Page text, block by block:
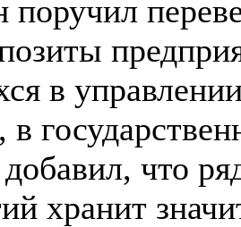
в
в
что
хранит